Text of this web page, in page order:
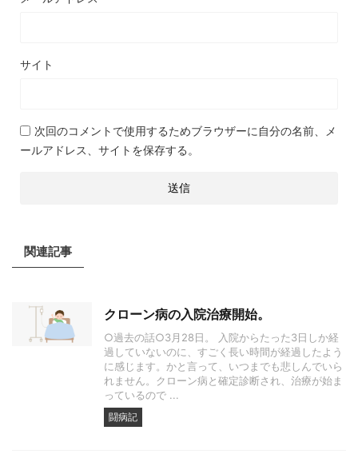
サイト
次回のコメントで使用するためブラウザーに自分の名前、メ
ールアドレス、サイトを保存する。
関連記事
クローン病の入院治療開始。
○過去の話○3月28日。 入院からたった3日しか経
過していないのに、すごく長い時間が経過したよう
に感じます。かと言って、いつまでも悲しんでいら
れません。クローン病と確定診断され、治療が始ま
っているので ...
闘病記